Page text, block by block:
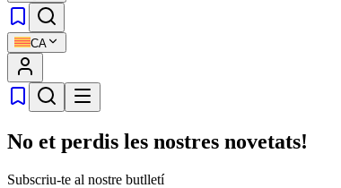
CA
No et perdis les nostres novetats!
Subscriu-te al nostre butlletí